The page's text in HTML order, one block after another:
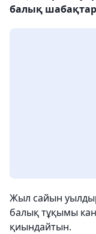
балық
Жыл сайын
балық тұқымы
қиындайтын.